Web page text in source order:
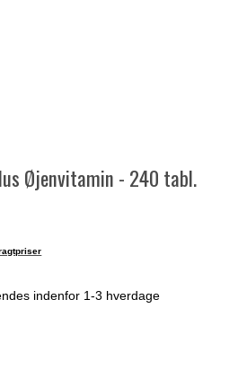
Øjenvitamin - 240 tabl.
indenfor 1-3 hverdage